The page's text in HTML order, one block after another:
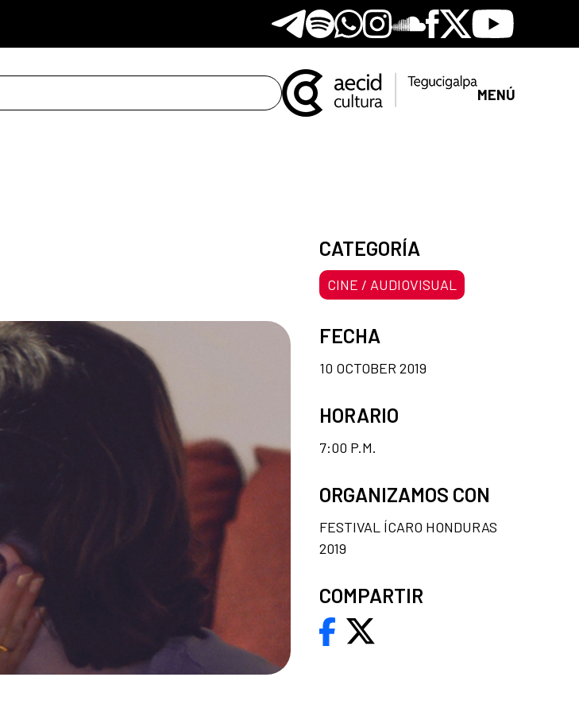
Telegram
SpotifyWhatsapp
Instagram
Soundclore
Facebook
X Youtube
MENÚ
CATEGORÍA
CINE / AUDIOVISUAL
FECHA
10 OCTOBER 2019
HORARIO
7:00 P.M.
ORGANIZAMOS CON
FESTIVAL ÍCARO HONDURAS
2019
COMPARTIR